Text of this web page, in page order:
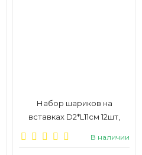
Набор шариков на
вставках D2*L11см 12шт,
В наличии